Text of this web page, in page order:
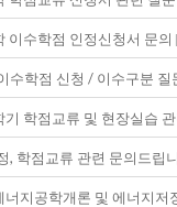
이수학점 인정신청서 문의 [
수학점 신청 / 이수구분 질
기 학점교류 및 현장실습
, 학점교류 관련 문의드립
너지공학개론 및 에너지저